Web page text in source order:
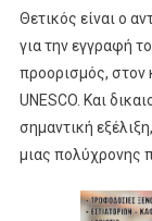
Θετικός είναι ο
για την εγγραφή
προορισμός, στον
UNESCO. Και
σημαντική
μιας πολύχρονης